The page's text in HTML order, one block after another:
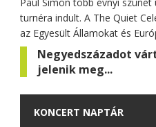
turnéra indult. A The Quiet
az Egyesült Államokat és
Negyedszázadot
jelenik meg...
KONCERT NAPTÁR